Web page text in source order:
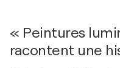
« Peintures
racontent une